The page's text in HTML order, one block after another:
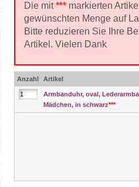
Die mit*** markierten
gewünschten Menge auf
Bitte reduzieren Sie Ihre
Artikel. Vielen Dank
Anzahl Artikel
Armbanduhr, oval,
Mädchen, in schwarz***